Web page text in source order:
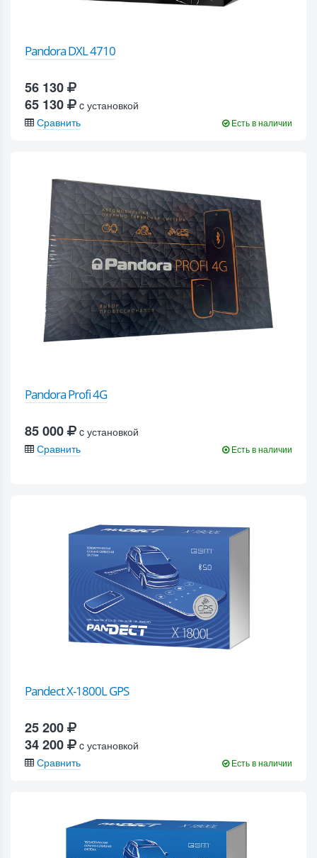
Pandora DXL 4710
56 130
65 130
c установкой
Сравнить
Есть в наличии
Pandora Profi 4G
85 000
c установкой
Сравнить
Есть в наличии
Pandect X-1800L GPS
25 200
34 200
c установкой
Сравнить
Есть в наличии